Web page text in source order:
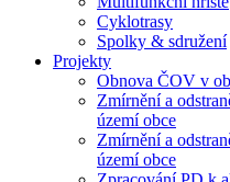
Cyklotrasy
Spolky & sdružení
Projekty
Obnova ČOV v
Zmírnění a
území obce
Zmírnění a
území obce